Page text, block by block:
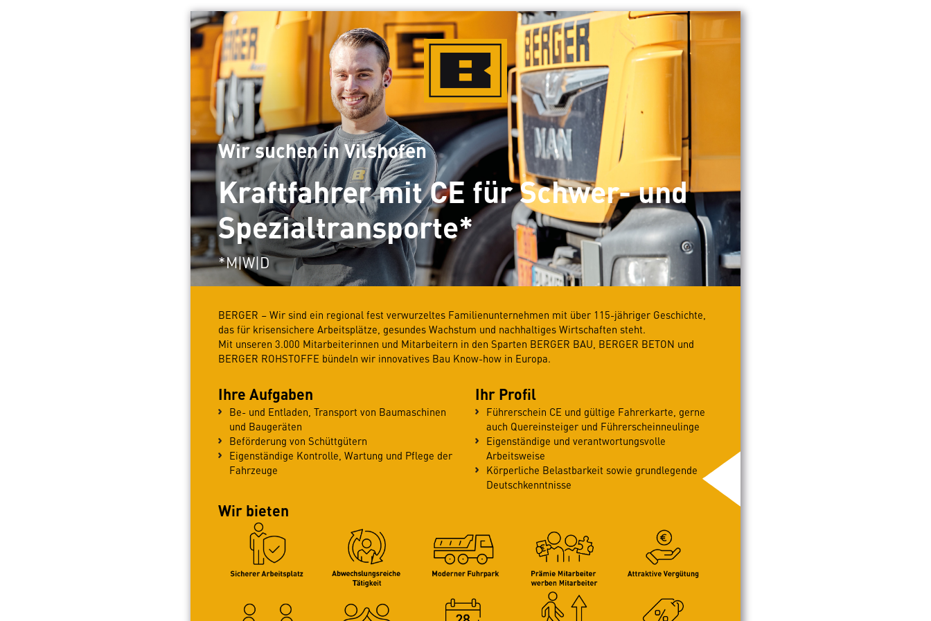
Wir suchen in Vilshofen
Kraftfahrer mit CE für Schwer- und
Spezialtransporte*
*M|W|D
BERGER – Wir sind ein regional fest verwurzeltes Familienunternehmen mit über 115-jähriger Geschichte,
das für krisensichere Arbeitsplätze, gesundes Wachstum und nachhaltiges Wirtschaften steht.
Mit unseren 3.000 Mitarbeiterinnen und Mitarbeitern in den Sparten BERGER BAU, BERGER BETON und
BERGER ROHSTOFFE bündeln wir innovatives Bau Know-how in Europa.
Ihre Aufgaben
Be- und Entladen, Transport von Baumaschinen
und Baugeräten
Beförderung von Schüttgütern
Eigenständige Kontrolle, Wartung und Pflege der
Fahrzeuge
Ihr Profil
Führerschein CE und gültige Fahrerkarte, gerne
auch Quereinsteiger und Führerscheinneulinge
Eigenständige und verantwortungsvolle
Arbeitsweise
Körperliche Belastbarkeit sowie grundlegende
Deutschkenntnisse
Wir bieten